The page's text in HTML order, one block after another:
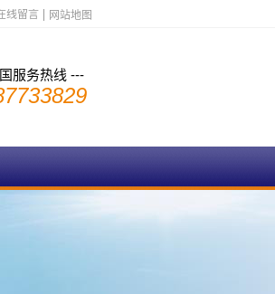
线留言 网站地图
服务热线 ---